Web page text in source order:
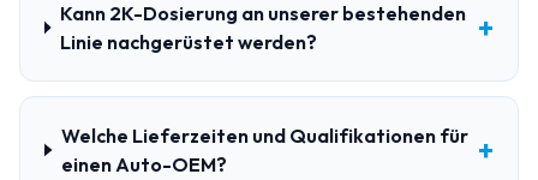
Kann 2K-Dosierung an unserer bestehenden
Linie nachgerüstet werden?
+
Welche Lieferzeiten und Qualifikationen für
einen Auto-OEM?
+